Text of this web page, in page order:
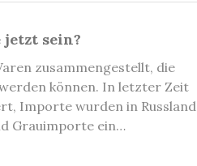
sein?
zusammengestellt, die
können. In letzter Zeit
Importe wurden in Russland
Grauimporte ein…